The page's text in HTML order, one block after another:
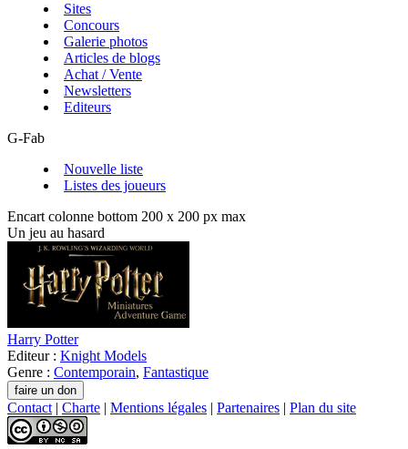
Sites
Concours
Galerie photos
Articles de blogs
Achat / Vente
Newsletters
Editeurs
G-Fab
Nouvelle liste
Listes des joueurs
Encart colonne bottom 200 x 200 px max
Un jeu au hasard
Harry Potter
Editeur : Knight Models
Genre : Contemporain, Fantastique
Contact | Charte | Mentions légales | Partenaires | Plan du site